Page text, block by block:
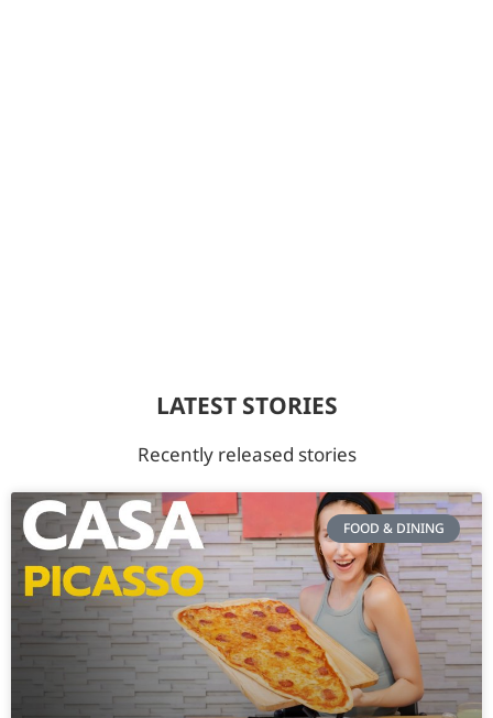
LATEST STORIES
Recently released stories
FOOD & DINING